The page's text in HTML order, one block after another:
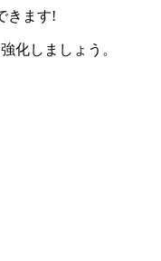
きます!
化しましょう。